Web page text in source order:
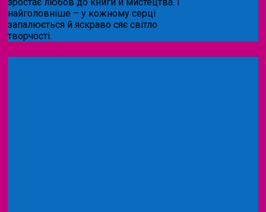
найголовніше – у кожному серці
запалюється й яскраво сяє світло
творчості.